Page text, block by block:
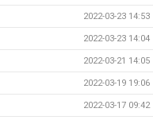
2022-03-23 14:53
2022-03-23 14:04
2022-03-21 14:05
2022-03-19 19:06
2022-03-17 09:42